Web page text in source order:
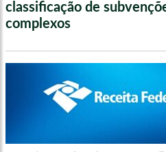
classificação de
complexos